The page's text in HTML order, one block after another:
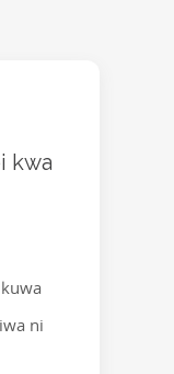
kwa
ni